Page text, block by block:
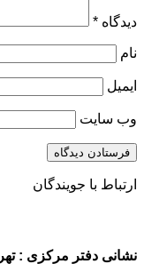
دیدگاه *
نام
ایمیل
وب‌ سایت
ارتباط با جویندگان
نشانی دفتر مرکزی :